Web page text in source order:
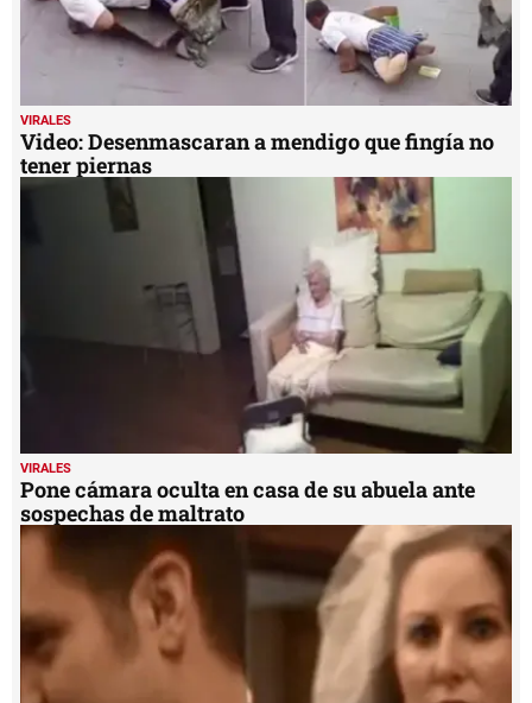
VIRALES
Video: Desenmascaran a mendigo que fingía no
tener piernas
VIRALES
Pone cámara oculta en casa de su abuela ante
sospechas de maltrato